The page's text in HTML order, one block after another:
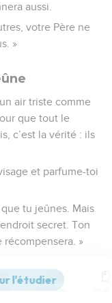
aussi.
votre Père ne
»
air triste comme
que tout le
c’est la vérité : ils
et parfume-toi
tu jeûnes. Mais
secret. Ton
»